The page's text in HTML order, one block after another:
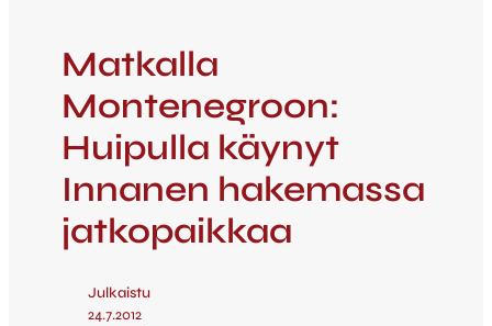
Matkalla
Montenegroon:
Huipulla käynyt
Innanen hakemassa
jatkopaikkaa
Julkaistu
24.7.2012